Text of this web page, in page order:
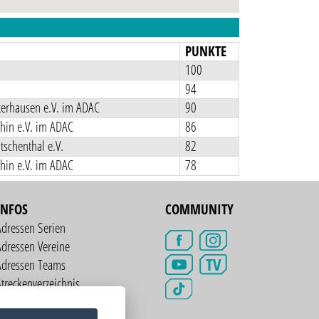
PUNKTE
100
94
e.V. im ADAC
90
e.V. im ADAC
86
e.V.
82
e.V. im ADAC 78
Serien
Vereine
Teams
COMMUNITY
TV